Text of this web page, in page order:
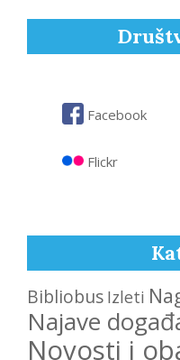
Facebook
Flickr
Bibliobus Izleti
Najave
Novosti i